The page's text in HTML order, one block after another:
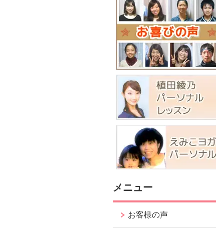
メニュー
お客様の声